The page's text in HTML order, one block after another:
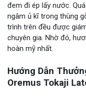
đem đi ép lấy nước.
ngâm ủ kĩ trong thùng
trình trên đều được
chuyên gia. Nhờ đó,
hoàn mỹ nhất.
Hướng Dẫn
Oremus Tokaji